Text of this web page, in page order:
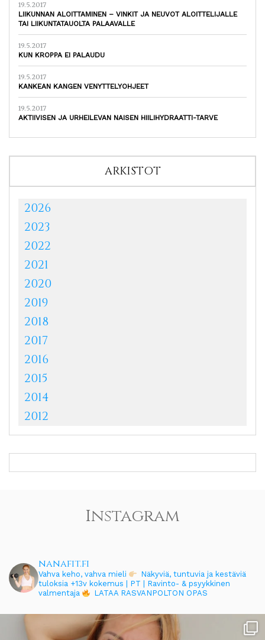
19.5.2017
LIIKUNNAN ALOITTAMINEN – VINKIT JA NEUVOT ALOITTELIJALLE
TAI LIIKUNTATAUOLTA PALAAVALLE
19.5.2017
KUN KROPPA EI PALAUDU
19.5.2017
KANKEAN KANGEN VENYTTELYOHJEET
19.5.2017
AKTIIVISEN JA URHEILEVAN NAISEN HIILIHYDRAATTI-TARVE
ARKISTOT
2026
2023
2022
2021
2020
2019
2018
2017
2016
2015
2014
2012
Instagram
nanafit.fi
Vahva keho, vahva mieli
Näkyviä, tuntuvia ja kestäviä
tuloksia +13v kokemus | PT | Ravinto- & psyykkinen
valmentaja
LATAA RASVANPOLTON OPAS